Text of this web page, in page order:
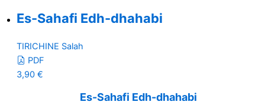
Es-Sahafi Edh-dhahabi
TIRICHINE Salah
PDF
3,90 €
Es-Sahafi Edh-dhahabi